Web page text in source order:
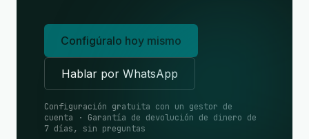
Configúralo hoy mismo
Hablar por WhatsApp
Configuración gratuita con un gestor de
cuenta · Garantía de devolución de dinero de
7 días, sin preguntas